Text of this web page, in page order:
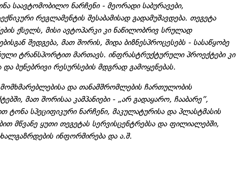
საავტომობილო ნარჩენი - მეორადი საბურავები,
რეგლამენტის შესაბამისად გადამუშავდება. თეგეტა
ქსელს, მისი ავტოპარკი კი ნაწილობრივ სრულად
შედგება, მათ შორის, შიდა ბიზნესპროცესებს - სასაწყობე
ტრანსპორტით მართავს. ინფრასტრუქტურული პროექტები კი
ბუნებრივი რესურსების მდგრად გამოყენებას.
და თანამშრომლების ჩართულობის
მათ შორისაა კამპანიები - „არ გადაყარო, ჩააბარე”,
ტონა სპეციფიკური ნარჩენი, მაკულატურისა და პლასტმასის
მწვანე ყუთი თეგეტას სერვისცენტრებსა და ფილიალებში,
ინფორმირება და ა.შ.